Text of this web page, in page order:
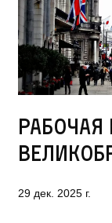
Рабочая
29 дек. 2025 г.